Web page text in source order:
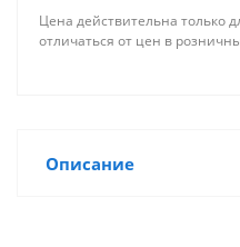
Цена действительна только
отличаться от цен в
Описание